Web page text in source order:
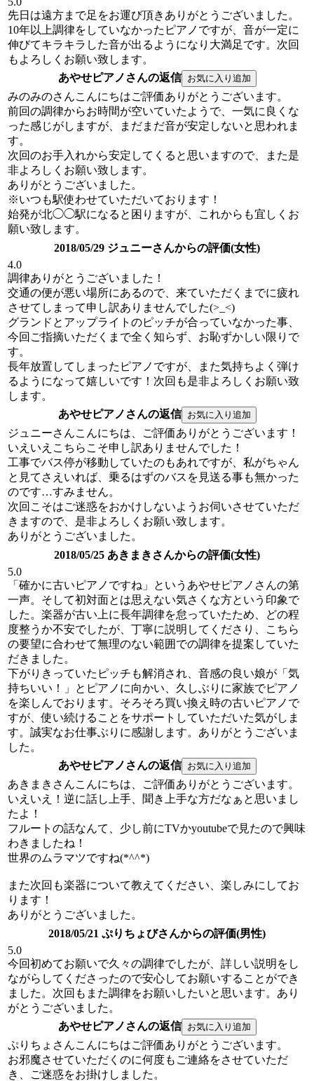
先日は遠方まで足をお運び頂きありがとうございました。
10年以上調律をしていなかったピアノですが、音が一定に
伸びてキラキラした音が出るようになり大満足です。次回
もよろしくお願い致します。
あやせピアノさんの返信
みのみのさんこんにちはご評価ありがとうございます。
前回の調律からお時間が空いていたようで、一気に良くな
った感じがしますが、まだまだ音が安定しないと思われま
す。
次回のお手入れから安定してくると思いますので、また是
非よろしくお願い致します。
ありがとうございました。
※いつも駅使わせていただいております！
始発が北◯◯駅になると困りますが、これからも宜しくお
願い致します。
2018/05/29 ジュニーさんからの評価(女性)
4.0
調律ありがとうございました！
交通の便が悪い場所にあるので、来ていただくまでに疲れ
させてしまって申し訳ありませんでした(>_<)
グランドとアップライトのピッチが合っていなかった事、
今回ご指摘いただくまで全く知らず、お恥ずかしい限りで
す。
長年放置してしまったピアノですが、また気持ちよく弾け
るようになって嬉しいです！次回も是非よろしくお願い致
します。
あやせピアノさんの返信
ジュニーさんこんにちは、ご評価ありがとうございます！
いえいえこちらこそ申し訳ありませんでした！
工事でバス停が移動していたのもあれですが、私がちゃん
と見てさえいれば、乗るはずのバスを見送る事も無かった
のです…すみません。
次回こそはご迷惑をおかけしないようお伺いさせていただ
きますので、是非よろしくお願い致します。
ありがとうございました。
2018/05/25 あきまきさんからの評価(女性)
5.0
「確かに古いピアノですね」というあやせピアノさんの第
一声。そして初対面とは思えない気さくな方という印象で
した。楽器が古い上に長年調律を怠っていたため、どの程
度整うか不安でしたが、丁寧に説明してくださり、こちら
の要望に合わせて無理のない範囲での調律を提案していた
だきました。
下がりきっていたピッチも解消され、音感の良い娘が「気
持ちいい！」とピアノに向かい、久しぶりに家族でピアノ
を楽しんでおります。そろそろ買い換え時の古いピアノで
すが、使い続けることをサポートしていただいた気がしま
す。誠実なお仕事ぶりに感謝します。ありがとうございま
した。
あやせピアノさんの返信
あきまきさんこんにちは、ご評価ありがとうございます。
いえいえ！逆に話し上手、聞き上手な方だなぁと思いまし
たよ！
フルートの話なんて、少し前にTVかyoutubeで見たので興味
わきましたね！
世界のムラマツですね(*^^*)
また次回も楽器について教えてください、楽しみにしてお
ります！
ありがとうございました。
2018/05/21 ぷりちょびさんからの評価(男性)
5.0
今回初めてお願いで久々の調律でしたが、詳しい説明をし
ながらしてくださったので安心してお願いすることができ
ました。次回もまた調律をお願いしたいと思います。あり
がとうございました。
あやせピアノさんの返信
ぷりちょさんこんにちはご評価ありがとうございます。
お邪魔させていただくのに何度もご連絡をさせていただ
き、ご迷惑をお掛けしました。